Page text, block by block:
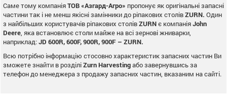
Саме тому компаніяТОВ «Азгард-Агро» пропонує як оригінальні запасні
частини так і не менш якісні замінники до ріпакових столівZURN. Один
з найбільших користувачів ріпакових столівZURNє компаніяJohn
Deere , яка встановлює столи майже на всі зернові жниварки,
наприклад:JD 600R, 600F, 900R, 900F – ZURN.
Всю потрібно інформацію стосовно характеристик запасних частин Ви
зможете знайти в розділіZurnHarvestingабо завернувшись за
телефон до менеджера з продажу запасних частин, вказаним на сайті.